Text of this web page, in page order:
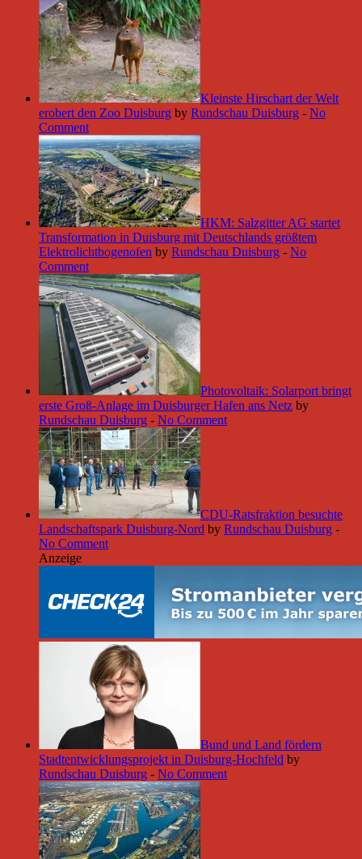
Kleinste Hirschart der Welt
erobert den Zoo Duisburg by Rundschau Duisburg - No
Comment
HKM: Salzgitter AG startet
Transformation in Duisburg mit Deutschlands größtem
Elektrolichtbogenofen by Rundschau Duisburg - No
Comment
Photovoltaik: Solarport bringt
erste Groß-Anlage im Duisburger Hafen ans Netz by
Rundschau Duisburg - No Comment
CDU-Ratsfraktion besuchte
Landschaftspark Duisburg-Nord by Rundschau Duisburg -
No Comment
Anzeige
Bund und Land fördern
Stadtentwicklungsprojekt in Duisburg-Hochfeld by
Rundschau Duisburg - No Comment